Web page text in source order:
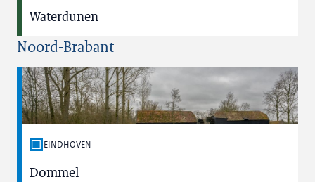
Waterdunen
Noord-Brabant
EINDHOVEN
Dommel